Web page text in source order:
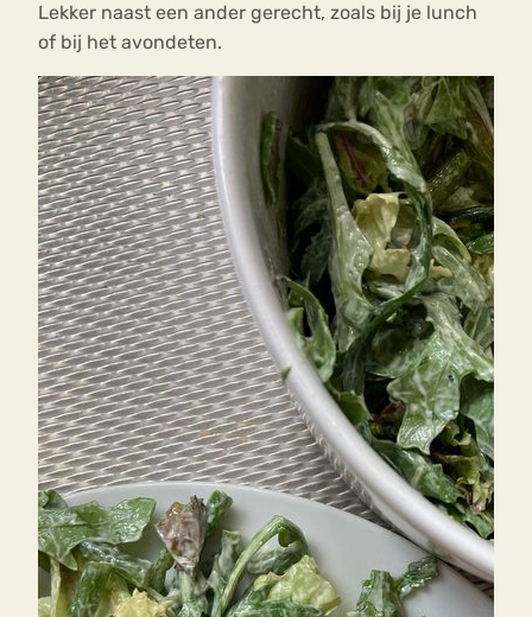
Lekker naast een ander gerecht, zoals bij je lunch
of bij het avondeten.